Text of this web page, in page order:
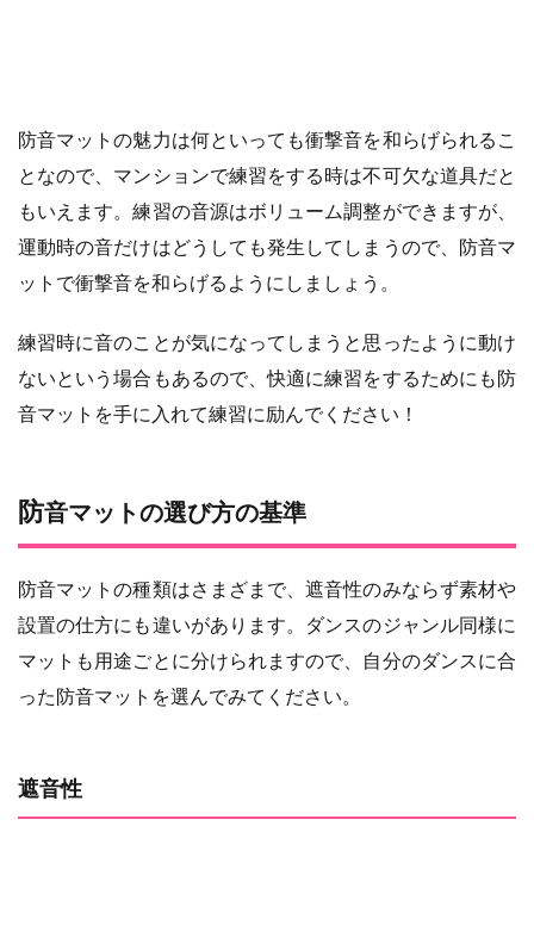
防音マットの魅力は何といっても衝撃音を和らげられるこ
となので、マンションで練習をする時は不可欠な道具だと
もいえます。練習の音源はボリューム調整ができますが、
運動時の音だけはどうしても発生してしまうので、防音マ
ットで衝撃音を和らげるようにしましょう。
練習時に音のことが気になってしまうと思ったように動け
ないという場合もあるので、快適に練習をするためにも防
音マットを手に入れて練習に励んでください！
防音マットの選び方の基準
防音マットの種類はさまざまで、遮音性のみならず素材や
設置の仕方にも違いがあります。ダンスのジャンル同様に
マットも用途ごとに分けられますので、自分のダンスに合
った防音マットを選んでみてください。
遮音性